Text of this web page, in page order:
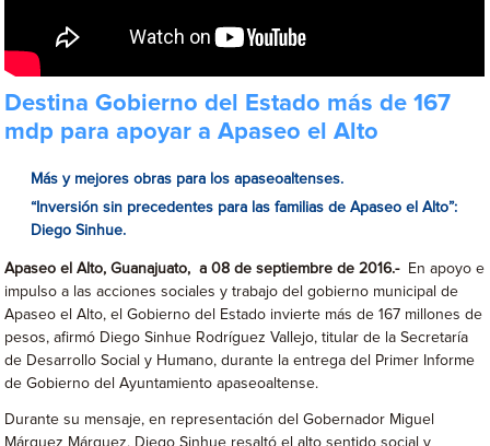
Destina Gobierno del Estado más de 167
mdp para apoyar a Apaseo el Alto
Más y mejores obras para los apaseoaltenses.
“Inversión sin precedentes para las familias de Apaseo el Alto”:
Diego Sinhue.
Apaseo el Alto, Guanajuato, a 08 de septiembre de 2016.-
En apoyo e
impulso a las acciones sociales y trabajo del gobierno municipal de
Apaseo el Alto, el Gobierno del Estado invierte más de 167 millones de
pesos, afirmó Diego Sinhue Rodríguez Vallejo, titular de la Secretaría
de Desarrollo Social y Humano, durante la entrega del Primer Informe
de Gobierno del Ayuntamiento apaseoaltense.
Durante su mensaje, en representación del Gobernador Miguel
Márquez Márquez, Diego Sinhue resaltó el alto sentido social y